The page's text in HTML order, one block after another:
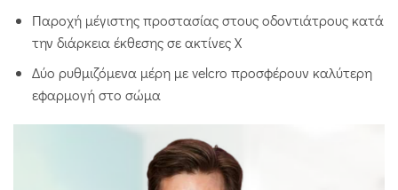
Παροχή μέγιστης προστασίας στους οδοντιάτρους κατά
την διάρκεια έκθεσης σε ακτίνες Χ
Δύο ρυθμιζόμενα μέρη με velcro προσφέρουν καλύτερη
εφαρμογή στο σώμα